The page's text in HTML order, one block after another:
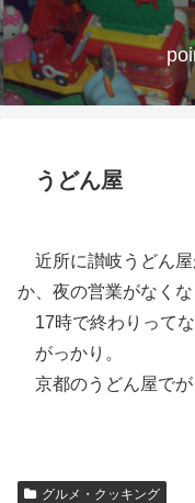
うどん屋
近所に讃岐うどん屋
か、夜の営業がなくな
17時で終わりってな
がっかり。
京都のうどん屋でが
グルメ・クッキング